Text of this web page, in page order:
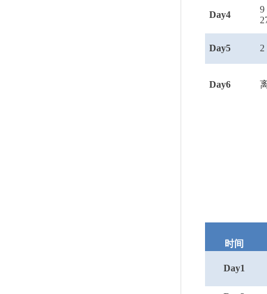
Day4
9
Day5
Day6
时间
Day1